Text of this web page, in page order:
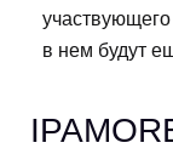
в нем будут